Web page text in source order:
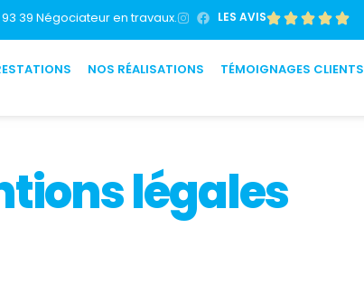
93 39 Négociateur en travaux. LES AVIS
NOS RÉALISATIONS TÉMOIGNAGES CLIENTS
légales